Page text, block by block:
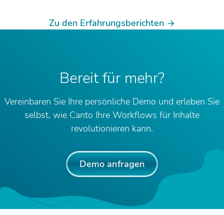
Zu den Erfahrungsberichten
Bereit für mehr?
Vereinbaren Sie Ihre persönliche Demo und erleben Sie
selbst, wie Canto Ihre Workflows für Inhalte
revolutionieren kann.
Demo anfragen